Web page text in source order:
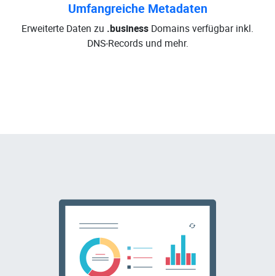
Umfangreiche Metadaten
Erweiterte Daten zu .business Domains verfügbar inkl.
DNS-Records und mehr.